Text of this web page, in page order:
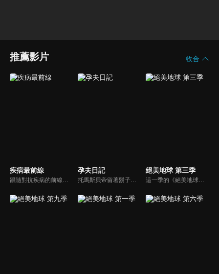
推薦影片 收合
疾病最前線
跟隨對抗疾病的前線人員，他們如何辨識、研究或消滅傳染病。透過將當今的疫情與歷史上的流行病聯繫起來，我們可以找出可能加速未來疫情爆發的因素，例如人類與動物的互動、抗藥性、氣候變遷、都市化和全球化。
孕夫日記
托馬斯貝帝留著鬍子、平坦的胸部和懷孕的腫脹腹部的代表性照片，引發了世界各地關於跨性別者權利的道德辯論。他生孩子的決定遭到了公眾的歧視和公然嘲笑，甚至連自己的家人也對他的行為提出質疑。更令人震驚的是，他未出生的孩子受到了多次死亡威脅。這部紀錄片將提供獨特的視角，紀錄從嬰兒誕生前的最後幾天，到托馬斯和南希的女兒在醫院誕生，以及這對夫妻回家後在媒體聚光燈下如何照顧他們的新生命。
絕美地球 第三季
這一季的《絕美地球》繼續飛越世界上一些最美麗、最引人注目的地方，甚至發現探險家們從葡萄牙里斯本橫跨大西洋尋找的新世界。